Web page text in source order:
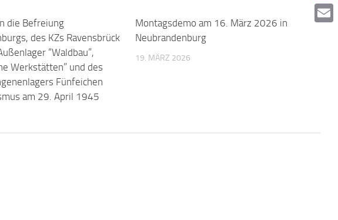
die Befreiung
des KZs Ravensbrück
“Waldbau”,
Werkstätten” und des
Fünfeichen
am 29. April 1945
0
Montagsdemo am 16. März 2026 in
Neubrandenburg
19. MÄRZ 2026